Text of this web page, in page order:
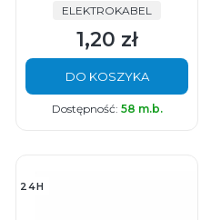
PRODUCENT
ELEKTROKABEL
Cena
1,20 zł
DO KOSZYKA
Dostępność: 58 m.b.
24H